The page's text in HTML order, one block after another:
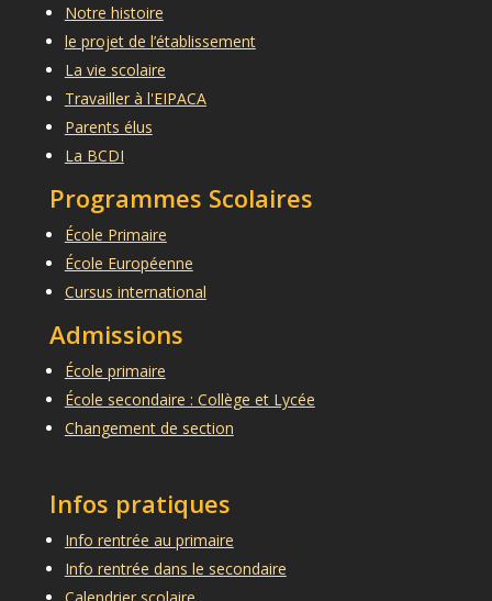
Notre histoire
le projet de l’établissement
La vie scolaire
Travailler à l'EIPACA
Parents élus
La BCDI
Programmes Scolaires
École Primaire
École Européenne
Cursus international
Admissions
École primaire
École secondaire : Collège et Lycée
Changement de section
Infos pratiques
Info rentrée au primaire
Info rentrée dans le secondaire